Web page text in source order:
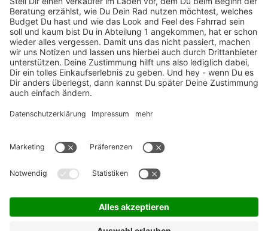
ZAHLUNGSARTEN / RATENKAUF
FÜR ARBEITGEBER & ARBEITNEHMER